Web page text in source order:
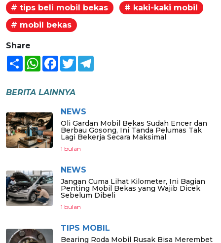
# tips beli mobil bekas
# kaki-kaki mobil
# mobil bekas
Share
Share WhatsAppFacebook
Twitter
BERITA LAINNYA
NEWS
Oli Gardan Mobil Bekas Sudah Encer dan
Berbau Gosong, Ini Tanda Pelumas Tak
Lagi Bekerja Secara Maksimal
1 bulan
NEWS
Jangan Cuma Lihat Kilometer, Ini Bagian
Penting Mobil Bekas yang Wajib Dicek
Sebelum Dibeli
1 bulan
TIPS MOBIL
Bearing Roda Mobil Rusak Bisa Merembet